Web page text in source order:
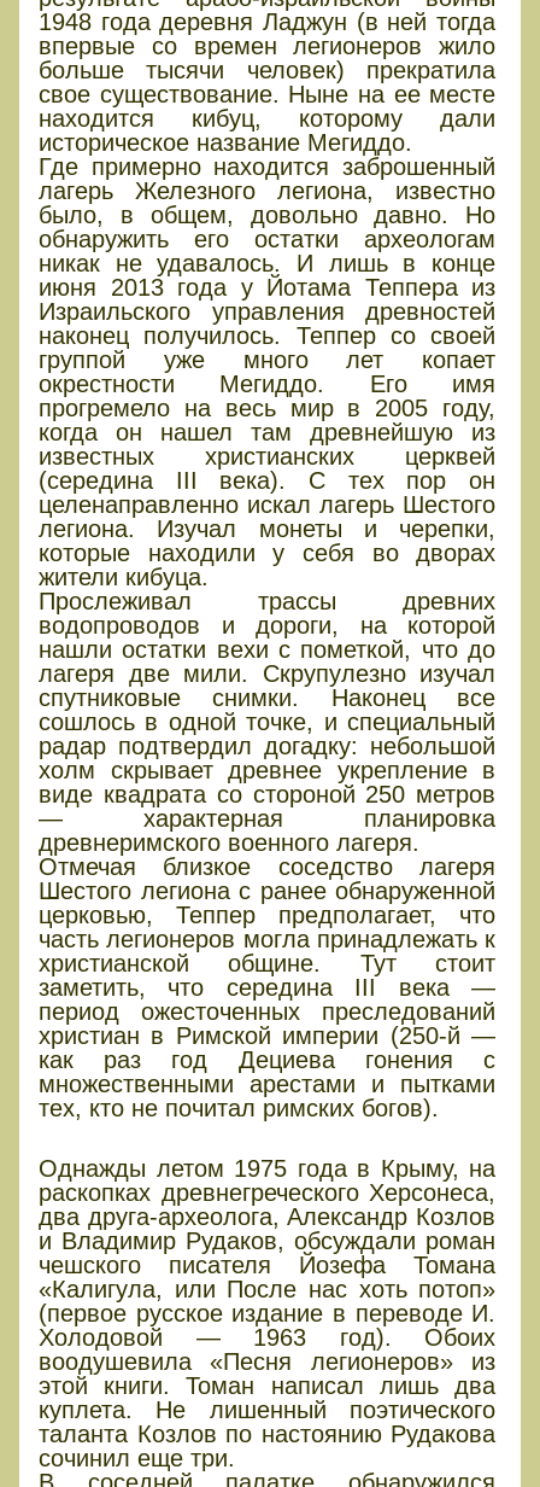
1948 года деревня Ладжун (в ней тогда
впервые со времен легионеров жило
больше тысячи человек) прекратила
свое существование. Ныне на ее месте
находится кибуц, которому дали
историческое название Мегиддо.
Где примерно находится заброшенный
лагерь Железного легиона, известно
было, в общем, довольно давно. Но
обнаружить его остатки археологам
никак не удавалось. И лишь в конце
июня 2013 года у Йотама Теппера из
Израильского управления древностей
наконец получилось. Теппер со своей
группой уже много лет копает
окрестности Мегиддо. Его имя
прогремело на весь мир в 2005 году,
когда он нашел там древнейшую из
известных христианских церквей
(середина III века). С тех пор он
целенаправленно искал лагерь Шестого
легиона. Изучал монеты и черепки,
которые находили у себя во дворах
жители кибуца.
Прослеживал трассы древних
водопроводов и дороги, на которой
нашли остатки вехи с пометкой, что до
лагеря две мили. Скрупулезно изучал
спутниковые снимки. Наконец все
сошлось в одной точке, и специальный
радар подтвердил догадку: небольшой
холм скрывает древнее укрепление в
виде квадрата со стороной 250 метров
— характерная планировка
древнеримского военного лагеря.
Отмечая близкое соседство лагеря
Шестого легиона с ранее обнаруженной
церковью, Теппер предполагает, что
часть легионеров могла принадлежать к
христианской общине. Тут стоит
заметить, что середина III века —
период ожесточенных преследований
христиан в Римской империи (250-й —
как раз год Дециева гонения с
множественными арестами и пытками
тех, кто не почитал римских богов).
Однажды летом 1975 года в Крыму, на
раскопках древнегреческого Херсонеса,
два друга-археолога, Александр Козлов
и Владимир Рудаков, обсуждали роман
чешского писателя Йозефа Томана
«Калигула, или После нас хоть потоп»
(первое русское издание в переводе И.
Холодовой — 1963 год). Обоих
воодушевила «Песня легионеров» из
этой книги. Томан написал лишь два
куплета. Не лишенный поэтического
таланта Козлов по настоянию Рудакова
сочинил еще три.